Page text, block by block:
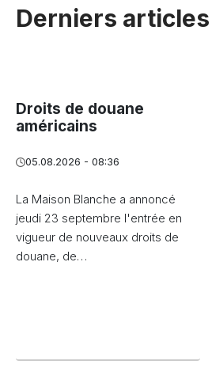
Derniers articles
Droits de douane
américains
05.08.2026 - 08:36
La Maison Blanche a annoncé
jeudi 23 septembre l'entrée en
vigueur de nouveaux droits de
douane, de…